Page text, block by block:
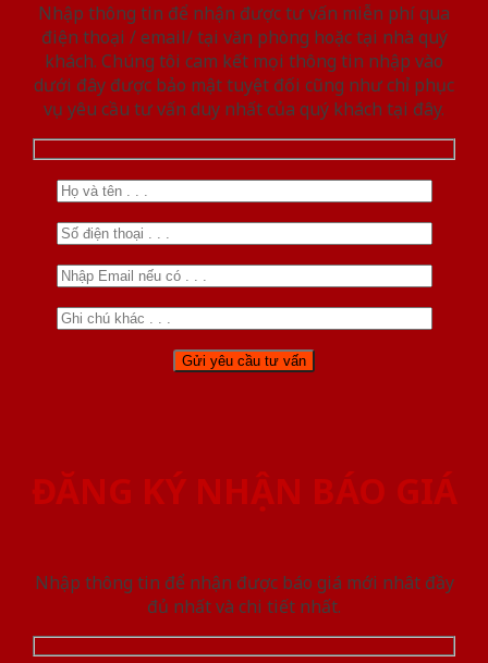
Nhập thông tin để nhận được tư vấn miễn phí qua
điện thoại / email/ tại văn phòng hoặc tại nhà quý
khách. Chúng tôi cam kết mọi thông tin nhập vào
dưới đây được bảo mật tuyệt đối cũng như chỉ phục
vụ yêu cầu tư vấn duy nhất của quý khách tại đây.
ĐĂNG KÝ NHẬN BÁO GIÁ
Nhập thông tin để nhận được báo giá mới nhât đầy
đủ nhất và chi tiết nhất.